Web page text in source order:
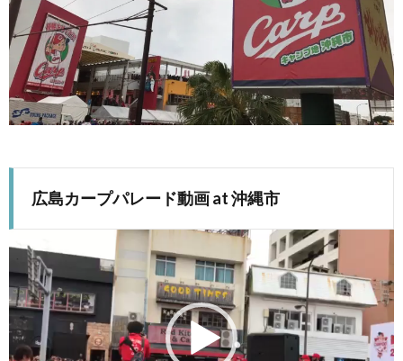
広島カープパレード動画 at 沖縄市
プ
レ
ー
ヤ